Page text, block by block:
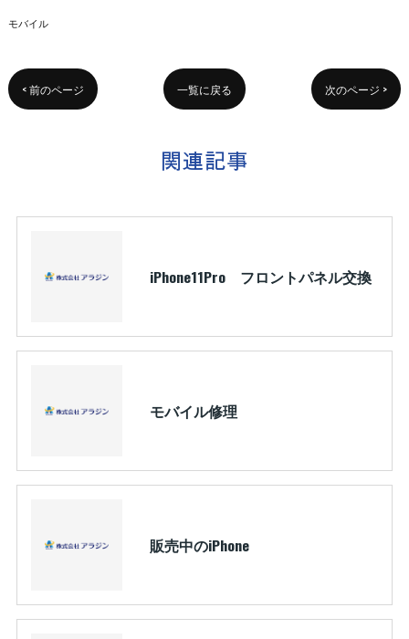
モバイル
< 前のページ 一覧に戻る 次のページ >
関連記事
iPhone11Pro フロントパネル交換
モバイル修理
販売中のiPhone